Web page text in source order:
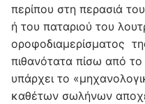
περίπου στη περασιά
ή του παταριού του
οροφοδιαμερίσματος
πιθανότατα πίσω από
υπάρχει το
καθέτων σωλήνων